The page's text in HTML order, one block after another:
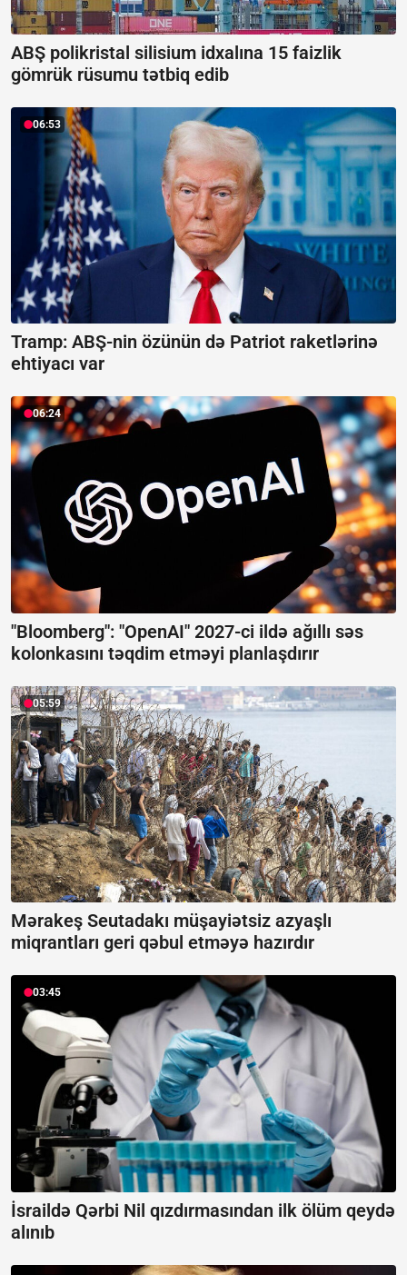
ABŞ polikristal silisium idxalına 15 faizlik
gömrük rüsumu tətbiq edib
06:53
Tramp: ABŞ-nin özünün də Patriot raketlərinə
ehtiyacı var
06:24
"Bloomberg": "OpenAI" 2027-ci ildə ağıllı səs
kolonkasını təqdim etməyi planlaşdırır
05:59
Mərakeş Seutadakı müşayiətsiz azyaşlı
miqrantları geri qəbul etməyə hazırdır
03:45
İsraildə Qərbi Nil qızdırmasından ilk ölüm qeydə
alınıb